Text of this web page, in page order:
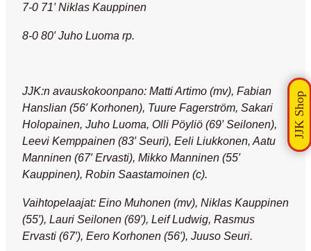
7-0 71′ Niklas Kauppinen
8-0 80′ Juho Luoma rp.
JJK:n avauskokoonpano: Matti Artimo (mv), Fabian
Hanslian (56′ Korhonen), Tuure Fagerström, Sakari
Holopainen, Juho Luoma, Olli Pöyliö (69′ Seilonen),
Leevi Kemppainen (83′ Seuri), Eeli Liukkonen, Aatu
Manninen (67′ Ervasti), Mikko Manninen (55′
Kauppinen), Robin Saastamoinen (c).
Vaihtopelaajat: Eino Muhonen (mv), Niklas Kauppinen
(55′), Lauri Seilonen (69′), Leif Ludwig, Rasmus
Ervasti (67′), Eero Korhonen (56′), Juuso Seuri.